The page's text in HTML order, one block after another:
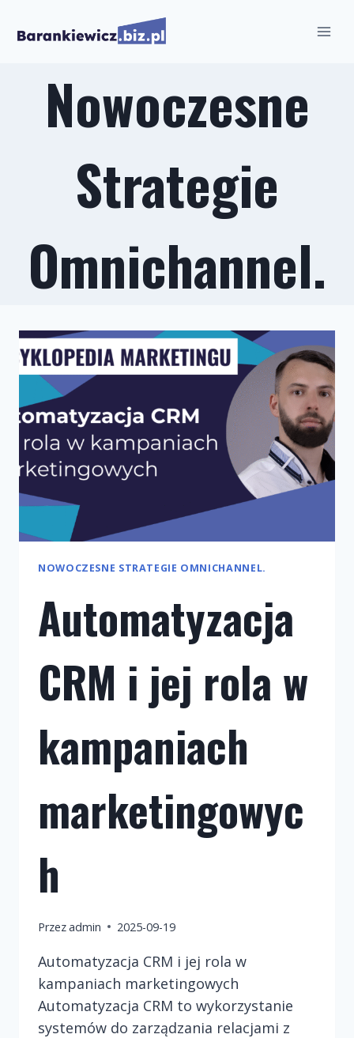
Nowoczesne
Strategie
Omnichannel.
NOWOCZESNE STRATEGIE OMNICHANNEL.
Automatyzacja
CRM i jej rola w
kampaniach
marketingowyc
h
Przezadmin 2025-09-19
Automatyzacja CRM i jej rola w
kampaniach marketingowych
Automatyzacja CRM to wykorzystanie
systemów do zarządzania relacjami z